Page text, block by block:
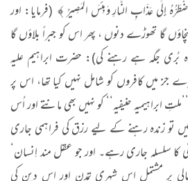
إِلَى عَذَابِ النَّارِ وَبِئْسَ الْمَصِيرُ ﴾ (فرمایا: اور
گا تھوڑے دنوں ، پھر اس کو جبراً بلاؤں گا
جگہ ہے رہنے کی): حضرت ابراہیم علیہ
میں کافروں کو شامل نہیں کیا تھا، اس پر
ابراہیمیہ حنیفیہ‘‘ کو نہیں بھی مانتے اور اُس
تو زندہ رہنے کے لیے رزق کی فراہمی جاری
سلسلہ جاری رہے۔ اور جو عقل مند اِنسان‘